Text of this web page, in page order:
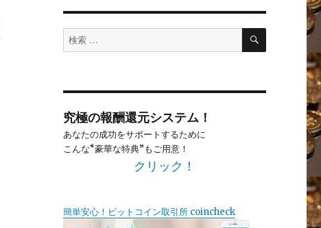
検
索
検
究極の報酬還元システム！
あなたの成功をサポートするために
こんな“豪華な特典”もご用意！
クリック！
簡単安心！ビットコイン取引所 coincheck